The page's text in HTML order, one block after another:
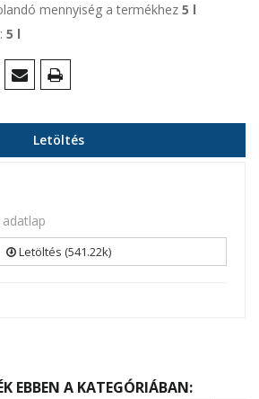
mennyiség a termékhez 5 l
5 l
Letöltés
Letöltés (541.22k)
EBBEN A KATEGÓRIÁBAN: